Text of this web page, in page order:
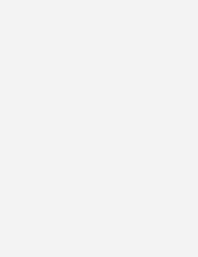
Weishaupt Purflam
auf Stufe 1
mit Heizöl um.